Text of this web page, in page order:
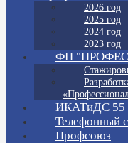
2026 год
2025 год
2024 год
2023 год
ФП
ИКАТиДС 55
Телефонный
Профсоюз